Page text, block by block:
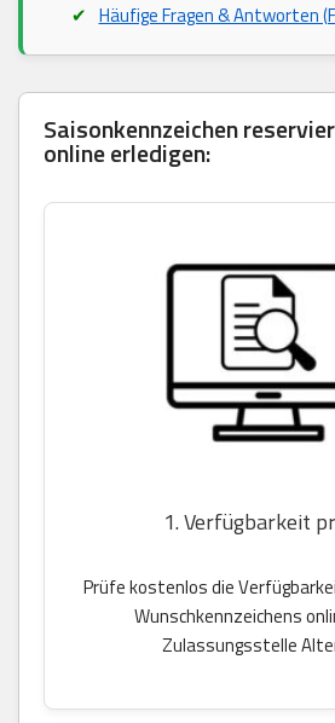
Häufige Fragen & Antworten
Saisonkennzeichen
online erledigen:
1. Verfügbarkeit
Prüfe kostenlos die
Wunschkennzeichens
Zulassungsstelle